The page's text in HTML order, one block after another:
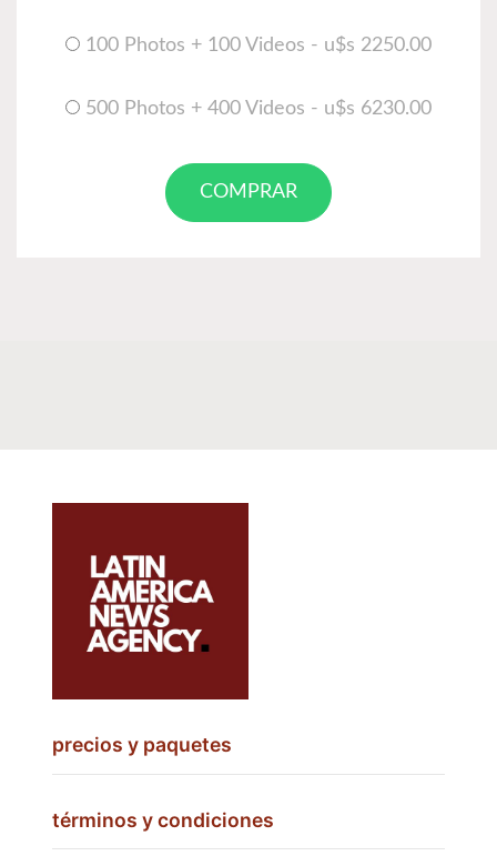
100 Photos + 100 Videos - u$s 2250.00
500 Photos + 400 Videos - u$s 6230.00
COMPRAR
precios y paquetes
términos y condiciones